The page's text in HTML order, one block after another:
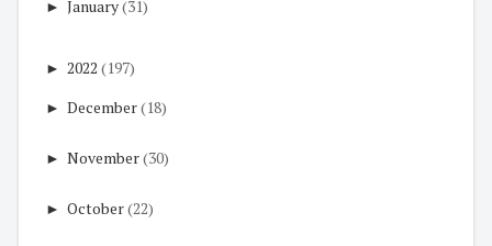
► January(31)
► 2022 (197)
► December(18)
► November(30)
► October(22)